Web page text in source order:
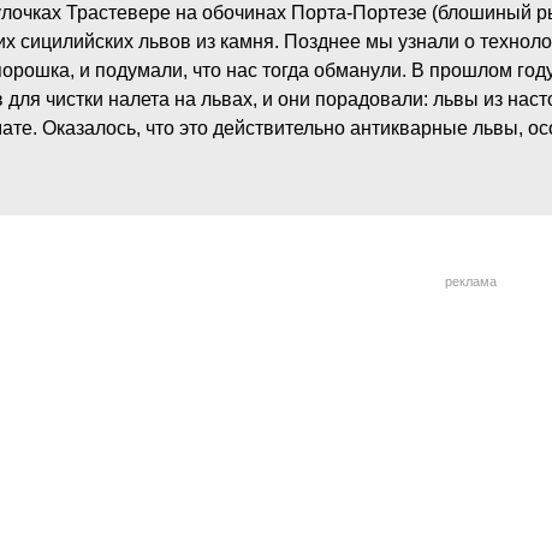
Трастевере на обочинах Портa-Портезe (блошиный
сицилийских львов из камня. Позднее мы узнали о
и подумали, что нас тогда обманули. В прошлом
для чистки налета на львах, и они порадовали: львы из
Оказалось, что это действительно антикварные львы,
реклама